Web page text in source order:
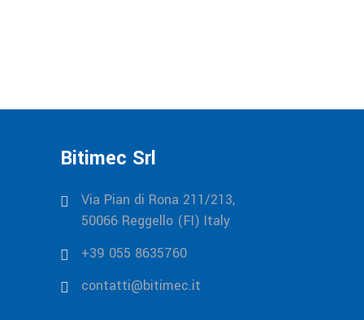
Bitimec Srl
Via Pian di Rona 211/213,
50066 Reggello (FI) Italy
+39 055 8635760
contatti@bitimec.it